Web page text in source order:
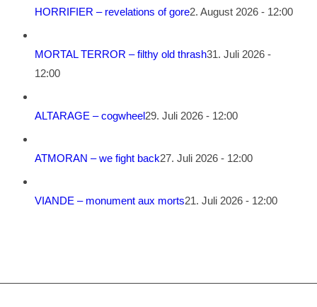
HORRIFIER – revelations of gore2. August 2026 - 12:00
MORTAL TERROR – filthy old thrash31. Juli 2026 -
12:00
ALTARAGE – cogwheel29. Juli 2026 - 12:00
ATMORAN – we fight back27. Juli 2026 - 12:00
VIANDE – monument aux morts21. Juli 2026 - 12:00